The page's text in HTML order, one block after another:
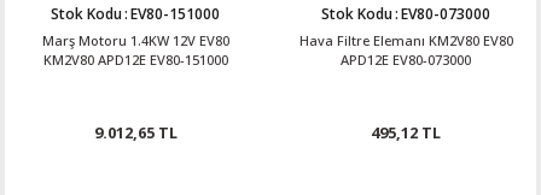
Stok Kodu:EV80-151000
Marş Motoru 1.4KW 12V EV80
KM2V80 APD12E EV80-151000
9.012,65 TL
Stok Kodu:EV80-073000
Hava Filtre Elemanı KM2V80 EV80
APD12E EV80-073000
495,12 TL